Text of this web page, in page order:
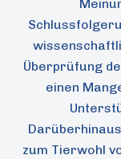
Überprüfung
einen
zum Tierwohl